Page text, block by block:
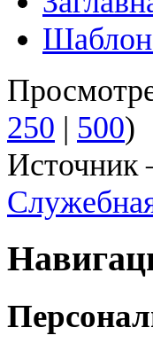
250 | 500)